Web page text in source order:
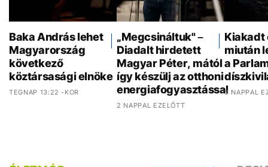
Baka András lehet
Magyarország
következő
köztársasági elnöke
TEGNAP 13:22 -KOR
„Megcsináltuk" –
Diadalt hirdetett
Magyar Péter, mától
így készülj az otthoni
energiafogyasztással
2 NAPPAL EZELŐTT
Kiakadt
miután
a
3 NAPPAL